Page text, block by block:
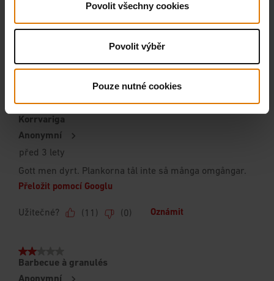
Povolit všechny cookies
Povolit výběr
Pouze nutné cookies